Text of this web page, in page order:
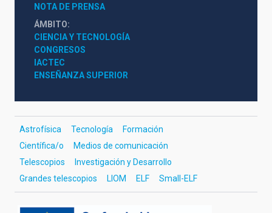
NOTA DE PRENSA
ÁMBITO
CIENCIA Y TECNOLOGÍA
CONGRESOS
IACTEC
ENSEÑANZA SUPERIOR
Astrofísica Tecnología
Formación
Científica/o
Medios de comunicación
Telescopios
Investigación y Desarrollo
Grandes telescopios
LIOM ELF Small-ELF